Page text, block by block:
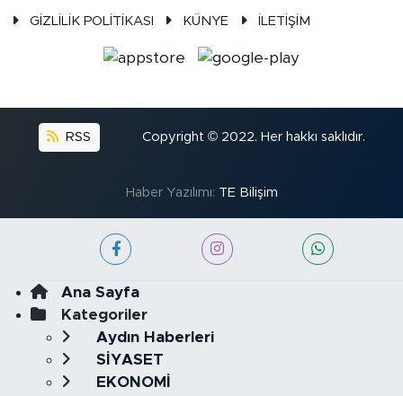
GİZLİLİK POLİTİKASI KÜNYE İLETİŞİM
RSS Copyright © 2022. Her hakkı saklıdır.
Haber Yazılımı: TE Bilişim
Ana Sayfa
Kategoriler
Aydın Haberleri
SİYASET
EKONOMİ